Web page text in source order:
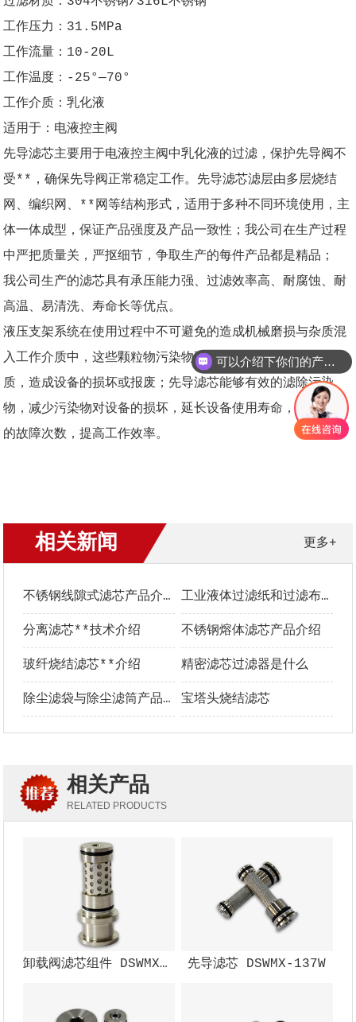
工作压力：31.5MPa
工作流量：10-20L
工作温度：-25°—70°
工作介质：乳化液
适用于：电液控主阀
先导滤芯主要用于电液控主阀中乳化液的过滤，保护先导阀不
受**，确保先导阀正常稳定工作。先导滤芯滤层由多层烧结
网、编织网、**网等结构形式，适用于多种不同环境使用，主
体一体成型，保证产品强度及产品一致性；我公司在生产过程
中严把质量关，严抠细节，争取生产的每件产品都是精品；
我公司生产的滤芯具有承压能力强、过滤效率高、耐腐蚀、耐
高温、易清洗、寿命长等优点。
液压支架系统在使用过程中不可避免的造成机械磨损与杂质混
入工作介质中，这些颗粒物污染物更加剧了机械磨损与介质变
质，造成设备的损坏或报废；先导滤芯能够有效的滤除污染
物，减少污染物对设备的损坏，延长设备使用寿命，减少设备
的故障次数，提高工作效率。
更多+
相关新闻
不锈钢线隙式滤芯产品介绍 工业液体过滤纸和过滤布**选型指南
分离滤芯**技术介绍 不锈钢熔体滤芯产品介绍
玻纤烧结滤芯**介绍 精密滤芯过滤器是什么
除尘滤袋与除尘滤筒产品介绍及优势对比 宝塔头烧结滤芯
相关产品
RELATED PRODUCTS
卸载阀滤芯组件 DSWMX-002W 先导滤芯 DSWMX-137W
可以介绍下你们的产品么？